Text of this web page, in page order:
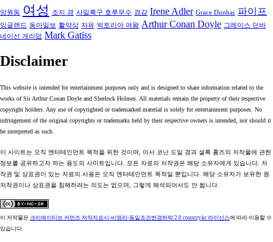
망원동 여성 조지 경 사일록구 호루무수 경감 Irene Adler Grace Dunbar 파이프
잉글랜드 동아일보 활약상 자유 빅토리아 여왕 Arthur Conan Doyle 그레이스 던바
네이선 개리덥 Mark Gatiss
Disclaimer
This website is intended for entertainment purposes only and is designed to share information related to the
works of Sir Arthur Conan Doyle and Sherlock Holmes. All materials remain the property of their respective
copyright holders. Any use of copyrighted or trademarked material is solely for entertainment purposes. No
infringement of the original copyrights or trademarks held by their respective owners is intended, nor should it
be interpreted as such.
이 사이트는 오직 엔터테인먼트 목적을 위한 것이며, 아서 코난 도일 경과 셜록 홈즈의 저작물에 관한
정보를 공유하고자 하는 용도의 사이트입니다. 모든 자료의 저작권은 해당 소유자에게 있습니다. 저
작권 및 상표권이 있는 자료의 사용은 오직 엔터테인먼트 목적일 뿐입니다. 해당 소유자가 보유한 원
저작권이나 상표권을 침해하려는 의도는 없으며, 그렇게 해석되어서도 안 됩니다.
이 저작물은 크리에이티브 커먼즈 저작자표시-비영리-동일조건변경허락 2.0 country.kr 라이선스에 따라 이용할 수
있습니다.